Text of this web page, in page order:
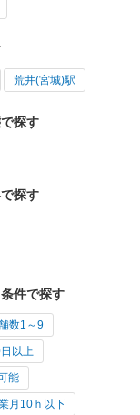
荒井(宮城)駅
探す
探す
件で探す
数1～9
以上
能
月10ｈ以下